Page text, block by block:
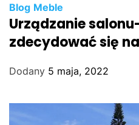
Blog Meble
Urządzanie
zdecydować się
Dodany 5 maja, 2022